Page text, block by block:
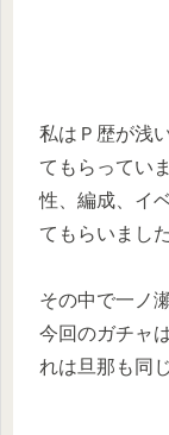
私はＰ歴が浅
てもらってい
性、編成、イ
てもらいました
その中で一ノ
今回のガチャ
れは旦那も同